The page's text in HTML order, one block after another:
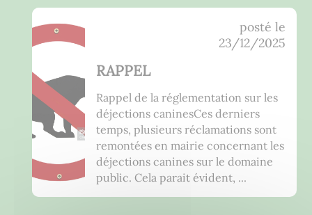
6
a
c
u
a
t
é
s
a
posté le
23/12/2025
RAPPEL
Rappel de la réglementation sur les
déjections caninesCes derniers
temps, plusieurs réclamations sont
remontées en mairie concernant les
déjections canines sur le domaine
public. Cela parait évident, ...